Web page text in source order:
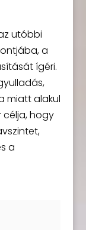
utóbbi
a
ígéri.
miatt alakul
célja, hogy
a